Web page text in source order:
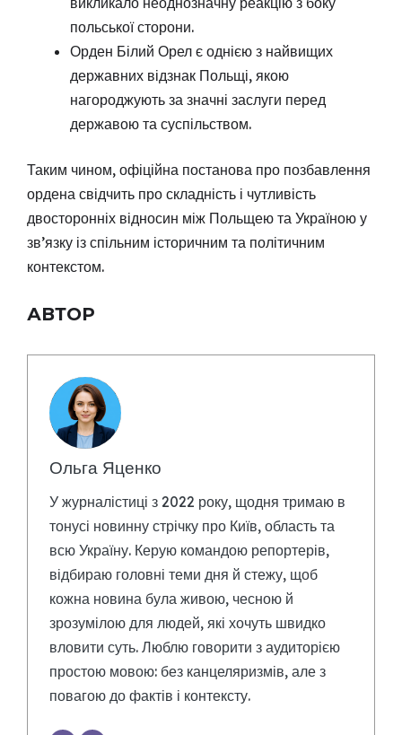
польської сторони.
Орден Білий Орел є однією з найвищих
державних відзнак Польщі, якою
нагороджують за значні заслуги перед
державою та суспільством.
Таким чином, офіційна постанова про позбавлення
ордена свідчить про складність і чутливість
двосторонніх відносин між Польщею та Україною у
зв’язку із спільним історичним та політичним
контекстом.
АВТОР
Ольга Яценко
У журналістиці з 2022 року, щодня тримаю в
тонусі новинну стрічку про Київ, область та
всю Україну. Керую командою репортерів,
відбираю головні теми дня й стежу, щоб
кожна новина була живою, чесною й
зрозумілою для людей, які хочуть швидко
вловити суть. Люблю говорити з аудиторією
простою мовою: без канцеляризмів, але з
повагою до фактів і контексту.